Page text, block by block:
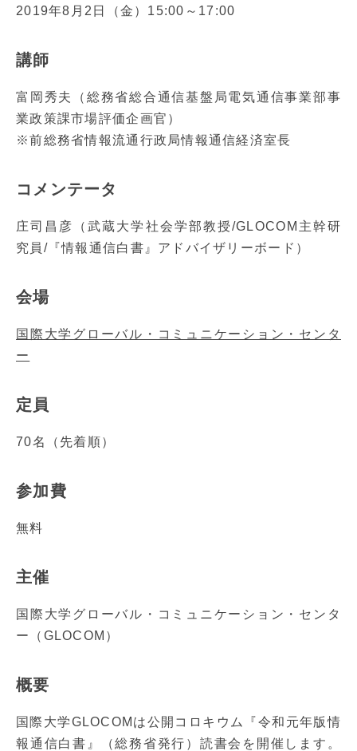
2019年8月2日（金）15:00～17:00
講師
富岡秀夫（総務省総合通信基盤局電気通信事業部事
業政策課市場評価企画官）
※前総務省情報流通行政局情報通信経済室長
コメンテータ
庄司昌彦（武蔵大学社会学部教授/GLOCOM主幹研
究員/『情報通信白書』アドバイザリーボード）
会場
国際大学グローバル・コミュニケーション・センタ
ー
定員
70名（先着順）
参加費
無料
主催
国際大学グローバル・コミュニケーション・センタ
ー（GLOCOM）
概要
国際大学GLOCOMは公開コロキウム『令和元年版情
報通信白書』（総務省発行）読書会を開催します。